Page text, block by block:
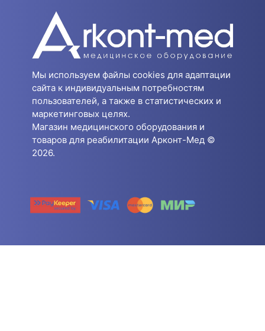
Мы используем файлы cookies для адаптации
сайта к индивидуальным потребностям
пользователей, а также в статистических и
маркетинговых целях.
Магазин медицинского оборудования и
товаров для реабилитации Арконт-Мед ©
2026.